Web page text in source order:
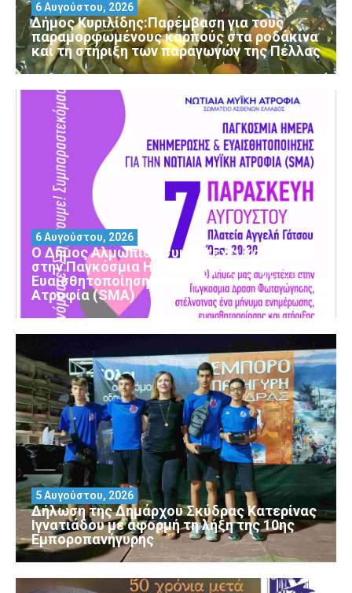
Δήμος Κυριλίδης:Παρέμβαση για τους
παραμορφωμένους καρπούς στα ροδάκινα
και τη στήριξη των παραγωγών της Πέλλας
6 Αυγούστου, 2026
Ο Δήμος Αλμωπίας συμμετέχει και φέτος
στην Παγκόσμια Ημέρα Ενημέρωσης και
Ευαισθητοποίησης για τη Νωτιαία Μυϊκή
Ατροφία (SMA)
6 Αυγούστου, 2026
Δήλωση της Δημάρχου Σκύδρας Κατερίνας
Ιγνατιάδου με αφορμή τη λήξη της 10ης
Εμποροπανήγυρης
5 Αυγούστου, 2026